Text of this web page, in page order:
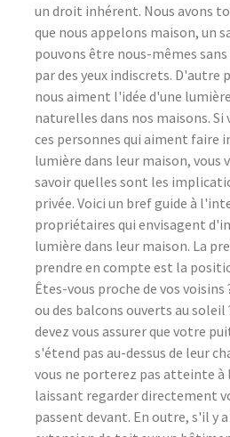
un droit inhérent. Nous avons
que nous appelons maison, un
pouvons être nous-mêmes
par des yeux indiscrets. D'autre
nous aiment l'idée d'une
naturelles dans nos maisons.
ces personnes qui aiment faire
lumière dans leur maison, vous
savoir quelles sont les
privée. Voici un bref guide à
propriétaires qui envisagent
lumière dans leur maison. La
prendre en compte est la
Êtes-vous proche de vos
ou des balcons ouverts au soleil
devez vous assurer que votre
s'étend pas au-dessus de leur
vous ne porterez pas atteinte à
laissant regarder directement
passent devant. En outre, s'il y